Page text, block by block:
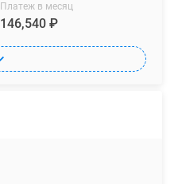
Платеж в месяц
146,540 ₽